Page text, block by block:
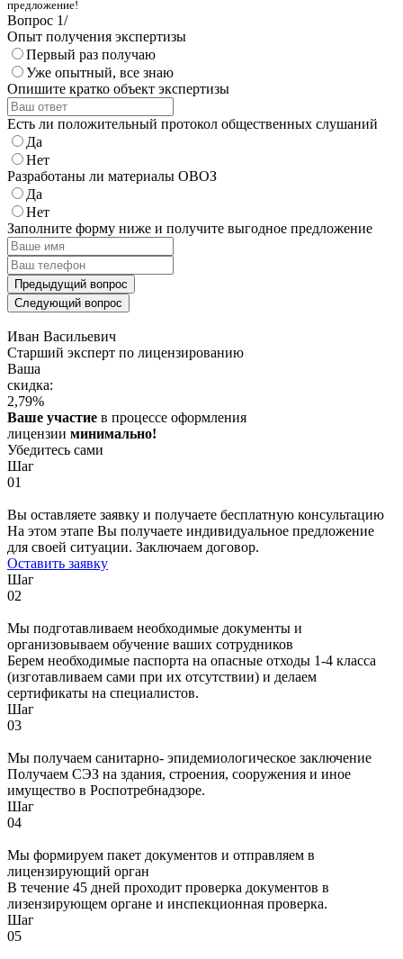
предложение!
Вопрос 1/
Опыт получения экспертизы
Первый раз получаю
Уже опытный, все знаю
Опишите кратко объект экспертизы
Есть ли положительный протокол общественных слушаний
Да
Нет
Разработаны ли материалы ОВОЗ
Да
Нет
Заполните форму ниже и получите выгодное предложение
Предыдущий вопрос
Следующий вопрос
Иван Васильевич
Cтарший эксперт по лицензированию
Ваша
скидка:
2,79%
Ваше участие в процессе оформления
лицензии минимально!
Убедитесь сами
Шаг
01
Вы оставляете заявку и получаете бесплатную консультацию
На этом этапе Вы получаете индивидуальное предложение
для своей ситуации. Заключаем договор.
Оставить заявку
Шаг
02
Мы подготавливаем необходимые документы и
организовываем обучение ваших сотрудников
Берем необходимые паспорта на опасные отходы 1-4 класса
(изготавливаем сами при их отсутствии) и делаем
сертификаты на специалистов.
Шаг
03
Мы получаем санитарно- эпидемиологическое заключение
Получаем СЭЗ на здания, строения, сооружения и иное
имущество в Роспотребнадзоре.
Шаг
04
Мы формируем пакет документов и отправляем в
лицензирующий орган
В течение 45 дней проходит проверка документов в
лизензирующем органе и инспекционная проверка.
Шаг
05